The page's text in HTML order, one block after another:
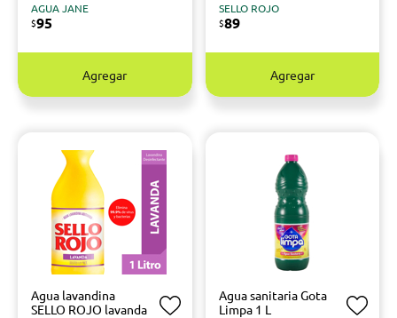
AGUA JANE
$95
Agregar
SELLO ROJO
$89
Agregar
Agua lavandina
SELLO ROJO lavanda
Agua sanitaria Gota
Limpa 1 L